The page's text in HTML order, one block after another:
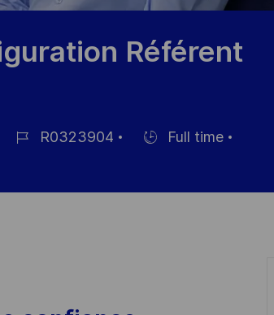
Référent
R0323904
Full time